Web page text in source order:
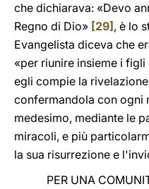
che dichiarava: «Devo
Regno di Dio» [29] , è lo
Evangelista diceva che
«per riunire insieme i
egli compie la
confermandola con ogni
medesimo, mediante le
miracoli, e più
la sua risurrezione e
PER UNA